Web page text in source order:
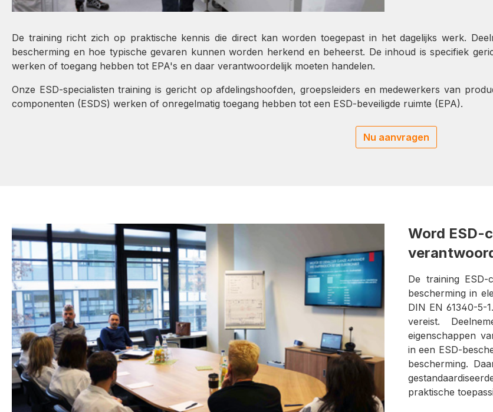
De training richt zich op praktische kennis die direct kan worden toegepast in het dagelijks werk.
bescherming en hoe typische gevaren kunnen worden herkend en beheerst. De inhoud is specifiek
werken of toegang hebben tot EPA's en daar verantwoordelijk moeten handelen.
Onze ESD-specialisten training is gericht op afdelingshoofden, groepsleiders en medewerkers van
componenten (ESDS) werken of onregelmatig toegang hebben tot een ESD-beveiligde ruimte (EPA).
Nu aanvragen
Word ESD-
De training ESD-
bescherming in
DIN EN 61340-5-
vereist.
eigenschappen
in een ESD-
bescherming.
praktische